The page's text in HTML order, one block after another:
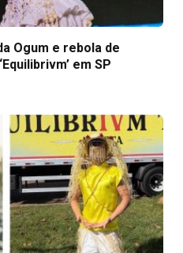
Ogum e rebola de
em SP